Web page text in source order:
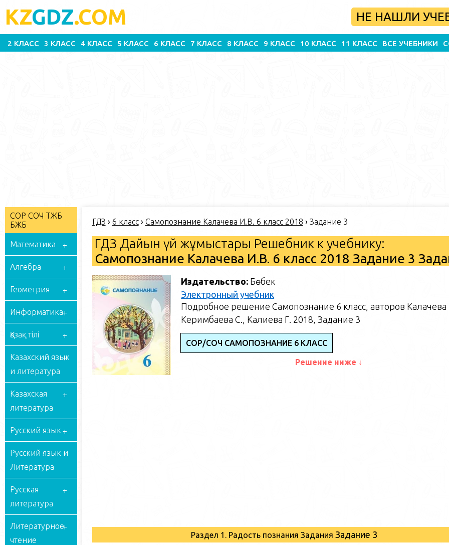
KZGDZ.COM НЕ НАШЛИ
2 КЛАСС 3 КЛАСС 4 КЛАСС 5 КЛАСС 6 КЛАСС 7 КЛАСС 8 КЛАСС 9 КЛАСС 10 КЛАСС 11 КЛАСС ВСЕ УЧЕБНИКИ
СОР СОЧ ТЖБ
БЖБ
Математика
Алгебра
Геометрия
Информатика
Қазақ тілі
Казахский язык
и литература
Казахская
литература
Русский язык
Русский язык и
Литература
Русская
литература
Литературное
чтение
ГДЗ › 6 класс› Самопознание Калачева И.В. 6 класс 2018 › Задание 3
ГДЗ Дайын үй жұмыстары Решебник к учебнику:
Самопознание Калачева И.В. 6 класс 2018 Задание 3
Издательство: Бөбек
Электронный учебник
Подробное решение Самопознание 6 класс, авторов Калачева
Керимбаева С., Калиева Г. 2018, Задание 3
СОР/СОЧ САМОПОЗНАНИЕ 6 КЛАСС
Решение ниже ↓
Раздел 1. Радость познания Задания Задание 3